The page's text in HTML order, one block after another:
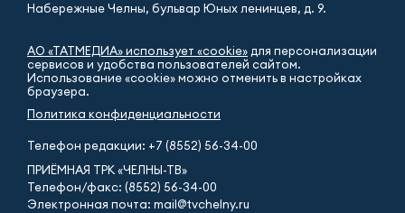
Набережные Челны, бульвар Юных ленинцев, д. 9.
АО «ТАТМЕДИА» использует «cookie»для персонализации
сервисов и удобства пользователей сайтом.
Использование «cookie» можно отменить в настройках
браузера.
Политика конфиденциальности
Телефон редакции: +7 (8552) 56-34-00
ПРИЁМНАЯ ТРК «ЧЕЛНЫ-ТВ»
Телефон/факс: (8552) 56-34-00
Электронная почта: mail@tvchelny.ru